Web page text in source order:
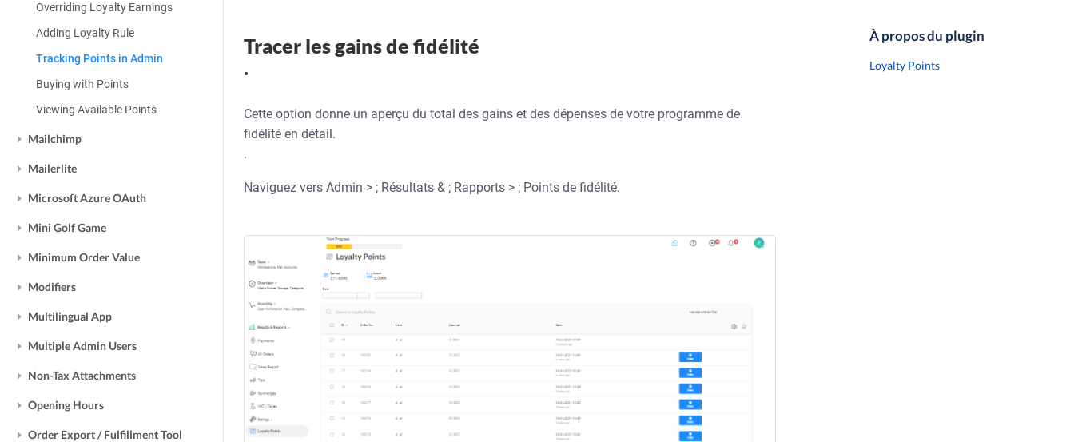
Overriding Loyalty Earnings
Adding Loyalty Rule
Tracking Points in Admin
Buying with Points
Viewing Available Points
Mailchimp
Mailerlite
Microsoft Azure OAuth
Mini Golf Game
Minimum Order Value
Modifiers
Multilingual App
Multiple Admin Users
Non-Tax Attachments
Opening Hours
Order Export / Fulfillment Tool
Tracer les gains de fidélité
.
Cette option donne un aperçu du total des gains et des dépenses de votre programme de
fidélité en détail.
.
Naviguez vers Admin > ; Résultats & ; Rapports > ; Points de fidélité.
À propos du plugin
Loyalty Points